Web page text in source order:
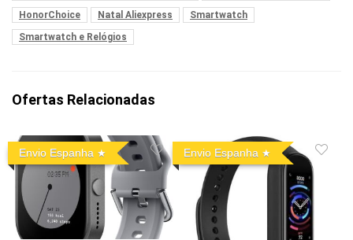
HonorChoice
Natal Aliexpress
Smartwatch
Smartwatch e Relógios
Ofertas Relacionadas
Envio Espanha Envio Espanha